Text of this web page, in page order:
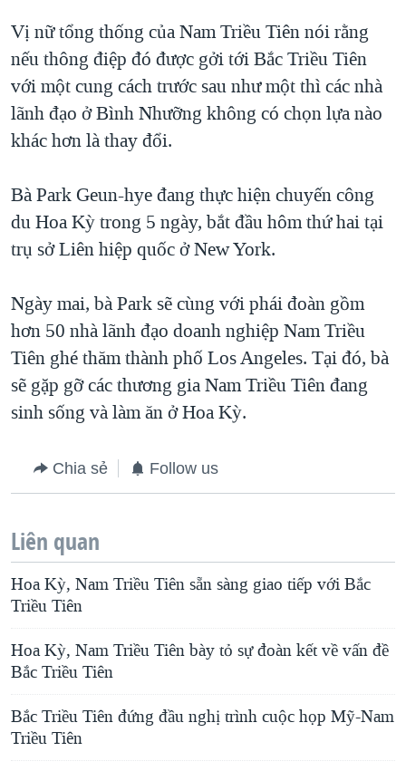
Vị nữ tổng thống của Nam Triều Tiên nói rằng
nếu thông điệp đó được gởi tới Bắc Triều Tiên
với một cung cách trước sau như một thì các nhà
lãnh đạo ở Bình Nhưỡng không có chọn lựa nào
khác hơn là thay đổi.
Bà Park Geun-hye đang thực hiện chuyến công
du Hoa Kỳ trong 5 ngày, bắt đầu hôm thứ hai tại
trụ sở Liên hiệp quốc ở New York.
Ngày mai, bà Park sẽ cùng với phái đoàn gồm
hơn 50 nhà lãnh đạo doanh nghiệp Nam Triều
Tiên ghé thăm thành phố Los Angeles. Tại đó, bà
sẽ gặp gỡ các thương gia Nam Triều Tiên đang
sinh sống và làm ăn ở Hoa Kỳ.
Chia sẻ Follow us
Liên quan
Hoa Kỳ, Nam Triều Tiên sẵn sàng giao tiếp với Bắc
Triều Tiên
Hoa Kỳ, Nam Triều Tiên bày tỏ sự đoàn kết về vấn đề
Bắc Triều Tiên
Bắc Triều Tiên đứng đầu nghị trình cuộc họp Mỹ-Nam
Triều Tiên